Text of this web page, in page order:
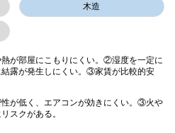
木造
が部屋にこもりにくい。②湿度を一定に
露が発生しにくい。③家賃が比較的安
が低く、エアコンが効きにくい。③火や
スクがある。